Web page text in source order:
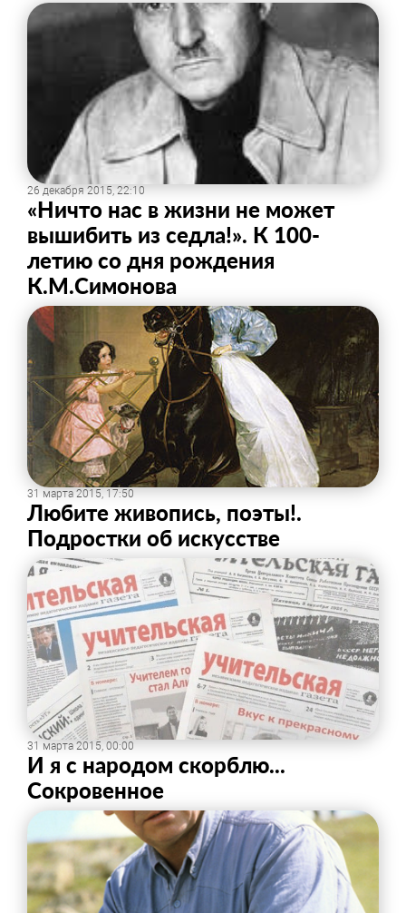
26 декабря 2015, 22:10
«Ничто нас в жизни не может
вышибить из седла!». К 100-
летию со дня рождения
К.М.Симонова
31 марта 2015, 17:50
Любите живопись, поэты!.
Подростки об искусстве
31 марта 2015, 00:00
И я с народом скорблю...
Сокровенное